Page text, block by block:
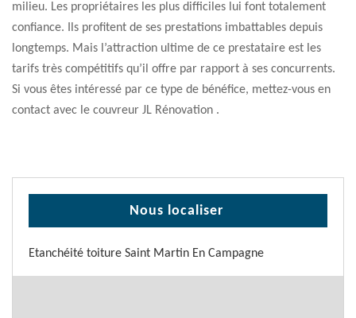
milieu. Les propriétaires les plus difficiles lui font totalement
confiance. Ils profitent de ses prestations imbattables depuis
longtemps. Mais l’attraction ultime de ce prestataire est les
tarifs très compétitifs qu’il offre par rapport à ses concurrents.
Si vous êtes intéressé par ce type de bénéfice, mettez-vous en
contact avec le couvreur JL Rénovation .
Nous localiser
Etanchéité toiture Saint Martin En Campagne